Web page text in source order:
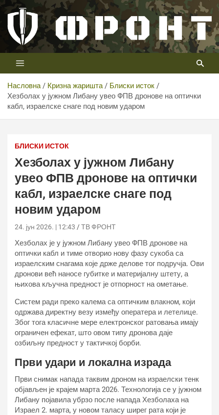
Скип
цонтент
Телевизија ФРОНТ
Први војни канал у Србији
Насловна Кризна жаришта
Блиски исток
Хезболах у јужном Либану увео ФПВ дронове на оптички
кабл, израелске снаге под новим ударом
БЛИСКИ ИСТОК
Хезболах у јужном Либану
увео ФПВ дронове на оптички
кабл, израелске снаге под
новим ударом
24. јун 2026. | 12:43 ТВ ФРОНТ
Хезболах је у јужном Либану увео ФПВ дронове на
оптички кабл и тиме отворио нову фазу сукоба са
израелским снагама које држе делове тог подручја. Ови
дронови већ наносе губитке и материјалну штету, а
њихова кључна предност је отпорност на ометање.
Систем ради преко калема са оптичким влакном, који
одржава директну везу између оператера и летелице.
Због тога класичне мере електронског ратовања имају
ограничен ефекат, што овом типу дронова даје
озбиљну предност у тактичкој борби.
Први удари и локална израда
Први снимак напада таквим дроном на израелски тенк
објављен је крајем марта 2026. Технологија се у јужном
Либану појавила убрзо после напада Хезболаха на
Израел 2. марта, у новом таласу ширег рата који је